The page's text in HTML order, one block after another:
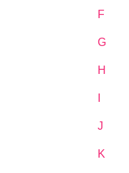
F
G
H
J
K